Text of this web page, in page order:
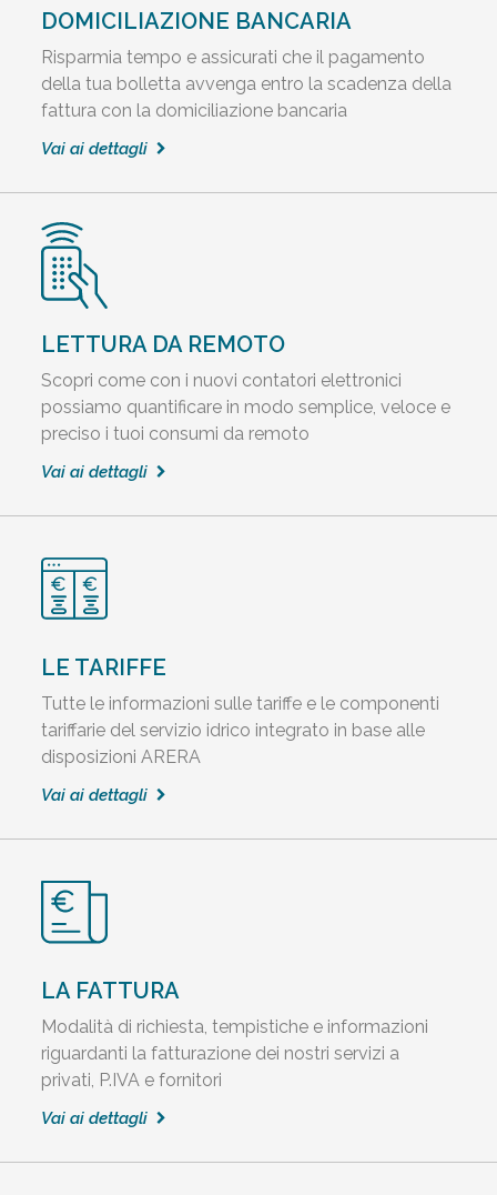
DOMICILIAZIONE BANCARIA
Risparmia tempo e assicurati che il pagamento
della tua bolletta avvenga entro la scadenza della
fattura con la domiciliazione bancaria
Vai ai dettagli
LETTURA DA REMOTO
Scopri come con i nuovi contatori elettronici
possiamo quantificare in modo semplice, veloce e
preciso i tuoi consumi da remoto
Vai ai dettagli
LE TARIFFE
Tutte le informazioni sulle tariffe e le componenti
tariffarie del servizio idrico integrato in base alle
disposizioni ARERA
Vai ai dettagli
LA FATTURA
Modalità di richiesta, tempistiche e informazioni
riguardanti la fatturazione dei nostri servizi a
privati, P.IVA e fornitori
Vai ai dettagli